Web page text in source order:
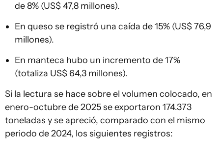
de 8% (US$ 47,8 millones).
En queso se registró una caída de 15% (US$ 76,9
millones).
En manteca hubo un incremento de 17%
(totaliza US$ 64,3 millones).
Si la lectura se hace sobre el volumen colocado, en
enero-octubre de 2025 se exportaron 174.373
toneladas y se apreció, comparado con el mismo
periodo de 2024, los siguientes registros: